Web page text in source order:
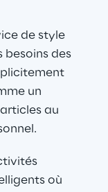
de style
besoins des
un
au
où